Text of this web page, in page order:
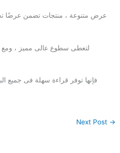
عرض متنوعة ، منتجات تضمن عرضًا
لتعطى سطوع عالى مميز ، ومع
فإنها توفر قراءة سهلة فى جميع
Next Post →